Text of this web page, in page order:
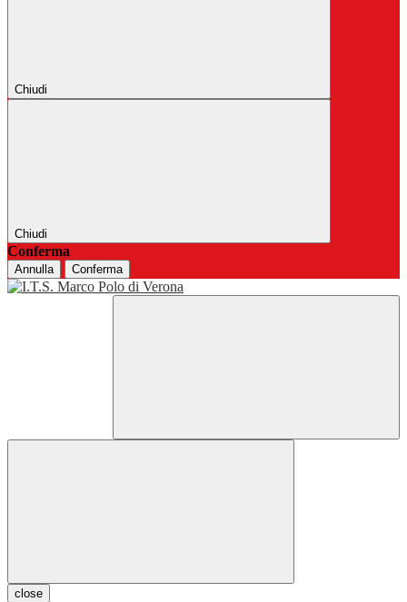
Chiudi
Chiudi
Conferma
Annulla Conferma
close